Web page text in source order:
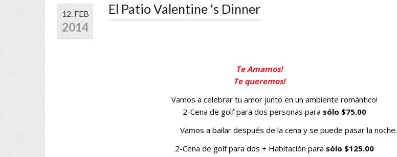
12. FEB
2014
El Patio Valentine 's Dinner
Te Amamos!
Te queremos!
Vamos a celebrar tu amor junto en un ambiente romántico!
2-Cena de golf para dos personas para sólo $75.00
Vamos a bailar después de la cena y se puede pasar la noche.
2-Cena de golf para dos + Habitación para sólo $125.00